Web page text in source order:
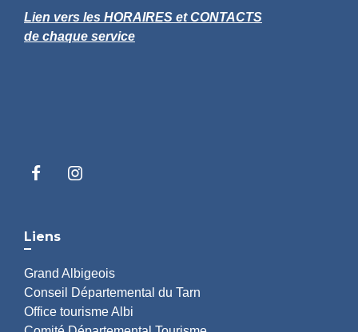
Lien vers les HORAIRES et CONTACTS
de chaque service
Liens
Grand Albigeois
Conseil Départemental du Tarn
Office tourisme Albi